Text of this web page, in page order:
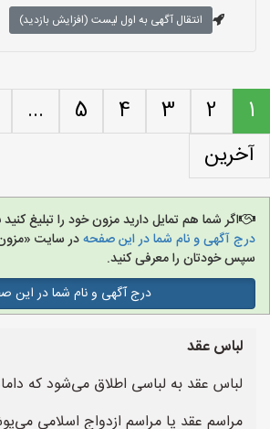
انتقال آگهی به اول لیست (افزایش بازدید)
1
2
3
4
5
...
آخرین
اگر شما هم تمایل دارید مزون خود را تبلیغ
درج آگهی و نام شما در این صفحهدر سایت
سپس خودتان را معرفی کنید.
درج آگهی و نام شما در این
لباس عقد
لباس عقد به لباسی اطلاق می‌شود که
مراسم عقد یا مراسم ازدواج اسلامی